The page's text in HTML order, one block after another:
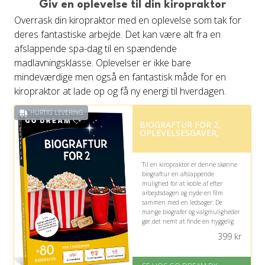
Giv en oplevelse til din kiropraktor
Overrask din kiropraktor med en oplevelse som tak for
deres fantastiske arbejde. Det kan være alt fra en
afslappende spa-dag til en spændende
madlavningsklasse. Oplevelser er ikke bare
mindeværdige men også en fantastisk måde for en
kiropraktor at lade op og få ny energi til hverdagen.
HURTIG LEVERING
BIOGRAFTUR FOR 2,
OPLEVELSESGAVER,
Til en kiropraktor er denne skønne
biograftur en afslappende
mulighed for at koble af efter
arbejdsdagen og nyde en film
sammen med en ledsager. De
mange biografer og valgmuligheder
gør det nemt at finde en hyggelig
På lager
399kr